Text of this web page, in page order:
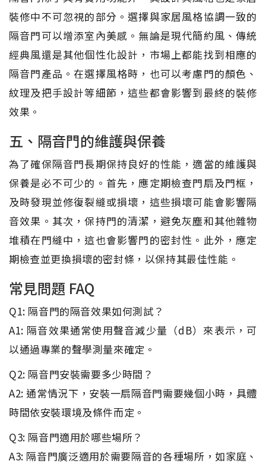
裝修中不可忽視的部分。選擇與家居風格協調一致的
隔音門可以增添室內美感。無論是現代簡約風、傳統
經典風還是其他個性化設計，市場上都能找到相應的
隔音門產品。在選擇風格時，也可以考慮門的顏色、
紋理及把手設計等細節，這些都會影響到最終的裝修
效果。
五、隔音門的維護與保養
為了確保隔音門長期保持良好的性能，適當的維護與
保養是必不可少的。首先，應定期檢查門扇及門框，
及時發現並修復裂縫或損壞，這些損壞可能會影響隔
音效果。其次，保持門的清潔，避免灰塵和其他雜物
堆積在門縫中，這也會影響門的密封性。此外，應定
期檢查並更換損壞的密封條，以保持其最佳性能。
常見問題 FAQ
Q1: 隔音門的隔音效果如何測試？
A1: 隔音效果通常使用聲音減少量（dB）來表示，可
以通過專業的聲學測量來確定。
Q2: 隔音門安裝需要多少時間？
A2: 通常情況下，安裝一扇隔音門需要幾個小時，具體
時間依安裝環境及條件而定。
Q3: 隔音門適用於哪些場所？
A3: 隔音門廣泛適用於需要隔音的各種場所，如家庭、